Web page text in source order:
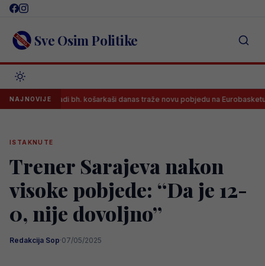
Skip
content Sve Osim Politike
NAJNOVIJE
Mladi bh. košarkaši danas traže novu pobjedu na Eurobasketu,
ISTAKNUTE
Trener Sarajeva nakon
visoke pobjede: “Da je 12-
0, nije dovoljno”
Redakcija Sop·07/05/2025